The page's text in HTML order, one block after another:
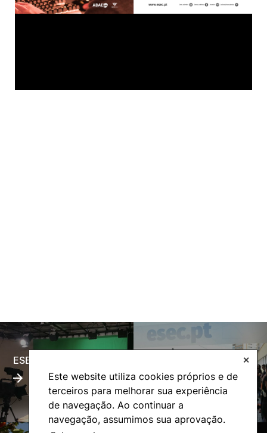
Este website utiliza cookies próprios e de
terceiros para melhorar sua experiência
de navegação. Ao continuar a
navegação, assumimos sua aprovação.
✕
ESECTV